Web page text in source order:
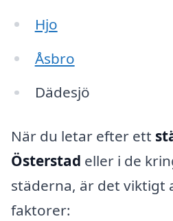
Hjo
Åsbro
Dädesjö
När du letar efter ett
Österstad eller i de
städerna, är det viktigt
faktorer: